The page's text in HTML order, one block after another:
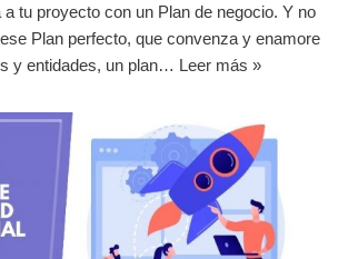
tu proyecto con un Plan de negocio. Y no
Plan perfecto, que convenza y enamore
y entidades, un plan… Leer más »